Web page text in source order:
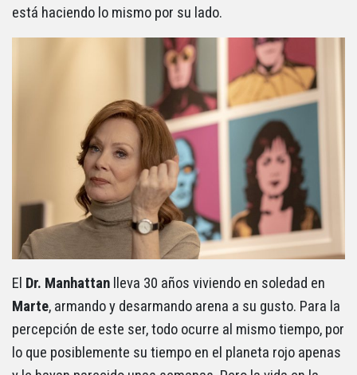
está haciendo lo mismo por su lado.
El Dr. Manhattan lleva 30 años viviendo en soledad en
Marte, armando y desarmando arena a su gusto. Para la
percepción de este ser, todo ocurre al mismo tiempo, por
lo que posiblemente su tiempo en el planeta rojo apenas